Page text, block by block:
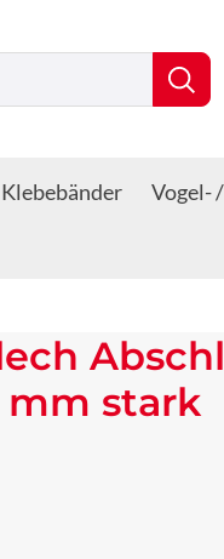
Vogel-
stark